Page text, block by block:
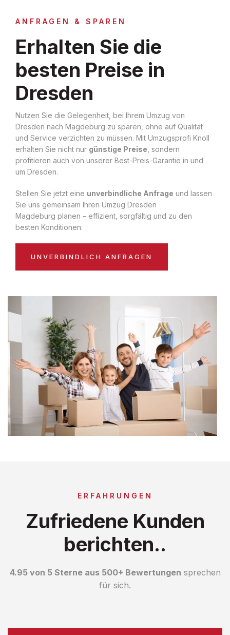
ANFRAGEN & SPAREN
Erhalten Sie die
besten Preise in
Dresden
Nutzen Sie die Gelegenheit, bei Ihrem Umzug von
Dresden nach Magdeburg zu sparen, ohne auf Qualität
und Service verzichten zu müssen. Mit Umzugsprofi Knoll
erhalten Sie nicht nur günstige Preise , sondern
profitieren auch von unserer Best-Preis-Garantie in und
um Dresden.
Stellen Sie jetzt eine unverbindliche Anfrage und lassen
Sie uns gemeinsam Ihren Umzug Dresden
Magdeburg planen – effizient, sorgfältig und zu den
besten Konditionen:
UNVERBINDLICH ANFRAGEN
ERFAHRUNGEN
Zufriedene Kunden
berichten..
4.95 von 5 Sterne aus 500+ Bewertungen sprechen
für sich.